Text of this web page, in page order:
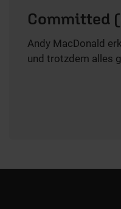
Committed
Andy MacDonald
und trotzdem alles